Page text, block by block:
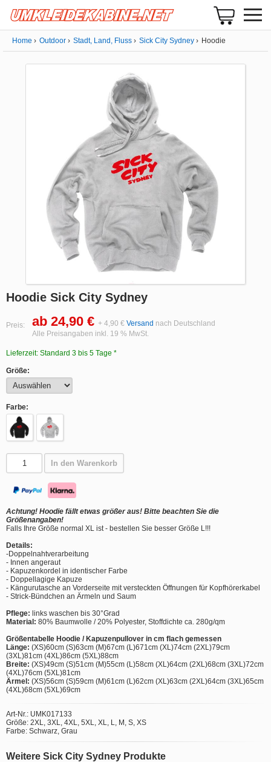
Home Outdoor Stadt, Land, Fluss Sick City Sydney Hoodie
Hoodie Sick City Sydney
Preis: ab 24,90 € + 4,90 € Versand nach Deutschland
Alle Preisangaben inkl. 19 % MwSt.
Lieferzeit: Standard 3 bis 5 Tage *
Größe:
Farbe:
In den Warenkorb
Achtung! Hoodie fällt etwas größer aus! Bitte beachten Sie die
Größenangaben!
Falls Ihre Größe normal XL ist - bestellen Sie besser Größe L!!!
Details:
-Doppelnahtverarbeitung
- Innen angeraut
- Kapuzenkordel in identischer Farbe
- Doppellagige Kapuze
- Kängurutasche an Vorderseite mit versteckten Öffnungen für Kopfhörerkabel
- Strick-Bündchen an Ärmeln und Saum
Pflege: links waschen bis 30°Grad
Material: 80% Baumwolle / 20% Polyester, Stoffdichte ca. 280g/qm
Größentabelle Hoodie / Kapuzenpullover in cm flach gemessen
Länge: (XS)60cm (S)63cm (M)67cm (L)671cm (XL)74cm (2XL)79cm
(3XL)81cm (4XL)86cm (5XL)88cm
Breite: (XS)49cm (S)51cm (M)55cm (L)58cm (XL)64cm (2XL)68cm (3XL)72cm
(4XL)76cm (5XL)81cm
Ärmel: (XS)56cm (S)59cm (M)61cm (L)62cm (XL)63cm (2XL)64cm (3XL)65cm
(4XL)68cm (5XL)69cm
Art-Nr.: UMK017133
Größe: 2XL, 3XL, 4XL, 5XL, XL, L, M, S, XS
Farbe: Schwarz, Grau
Weitere Sick City Sydney Produkte